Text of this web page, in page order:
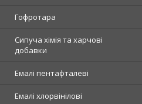
Гофротара
Сипуча хімія та харчові
добавки
Емалі пентафталеві
Емалі хлорвінілові